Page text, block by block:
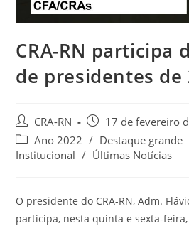
CRA-RN participa
de presidentes de
Autor
do
post:
CRA-RN
Post
publicado:
17 de fevereiro
Categoria
do
Ano 2022 / Destaque grande
Institucional / Últimas Notícias
O presidente do CRA-RN, Adm.
participa, nesta quinta e sexta-feira,